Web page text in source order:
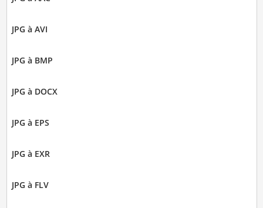
JPG à AVI
JPG à BMP
JPG à DOCX
JPG à EPS
JPG à EXR
JPG à FLV